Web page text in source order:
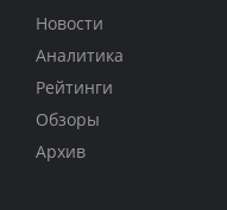
Новости
Аналитика
Рейтинги
Обзоры
Архив